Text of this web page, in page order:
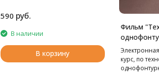
590 руб.
В наличии
В корзину
Фильм
Уроки
курс, по